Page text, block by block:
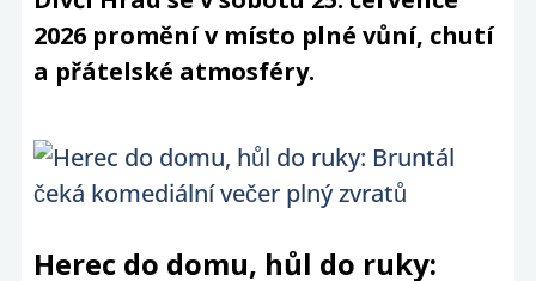
2026 promění v místo plné vůní, chutí
a přátelské atmosféry.
Herec do domu, hůl do ruky: